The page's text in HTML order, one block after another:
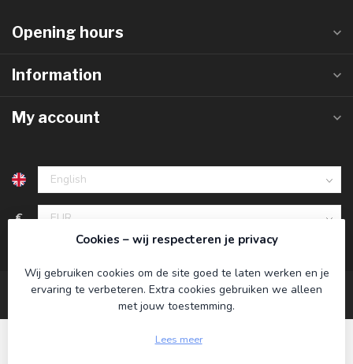
Opening hours
Information
My account
€
Cookies – wij respecteren je privacy
Wij gebruiken cookies om de site goed te laten werken en je
ervaring te verbeteren. Extra cookies gebruiken we alleen
met jouw toestemming.
Lees meer